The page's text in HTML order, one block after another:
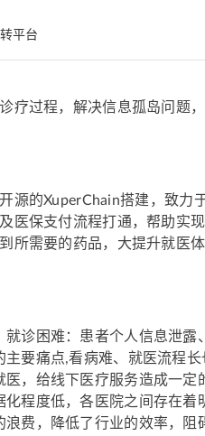
平台
疗过程，解决信息孤岛问题
源的XuperChain搭建，致
医保支付流程打通，帮助实
所需要的药品，大提升就医体
就诊困难：患者个人信息泄
主要痛点,看病难、就医流程
，给线下医疗服务造成一定
程度低，各医院之间存在
费，降低了行业的效率，阻